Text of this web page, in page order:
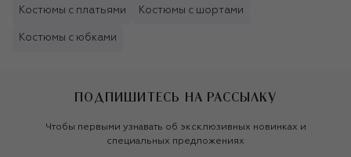
Костюмы с платьями Костюмы с шортами
Костюмы с юбками
ПОДПИШИТЕСЬ НА РАССЫЛКУ
Чтобы первыми узнавать об эксклюзивных новинках и
специальных предложениях